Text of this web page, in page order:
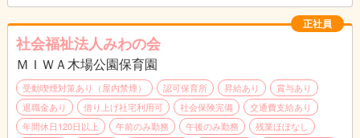
正社員
社会福祉法人みわの会
ＭＩＷＡ木場公園保育園
受動喫煙対策あり（屋内禁煙） 認可保育所 昇給あり
賞与あり
退職金あり
借り上げ社宅利用可 社会保険完備
交通費支給あり
年間休日120日以上
午前のみ勤務 午後のみ勤務
残業ほぼなし